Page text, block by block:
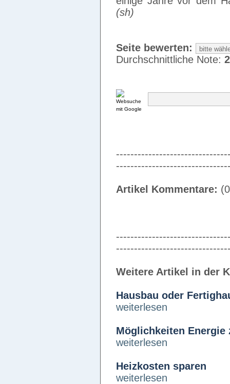
(sh)
Seite bewerten:
Durchschnittliche Note:
Artikel Kommentare:
Weitere Artikel in der
Hausbau oder
weiterlesen
Möglichkeiten Energie
weiterlesen
Heizkosten sparen
weiterlesen